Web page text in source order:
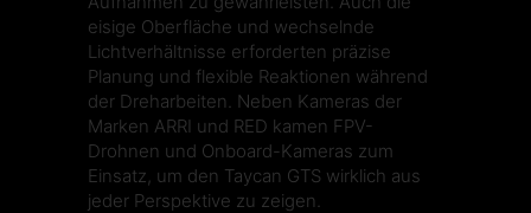
eisige Oberfläche und wechselnde
Lichtverhältnisse erforderten präzise
Planung und flexible Reaktionen während
der Dreharbeiten. Neben Kameras der
Marken ARRI und RED kamen FPV-
Drohnen und Onboard-Kameras zum
Einsatz, um den Taycan GTS wirklich aus
jeder Perspektive zu zeigen.